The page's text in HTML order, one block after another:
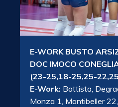
E-WORK BUSTO
DOC IMOCO
(23-25,18-25,25-
E-Work: Battista,
Monza 1, Montibeller